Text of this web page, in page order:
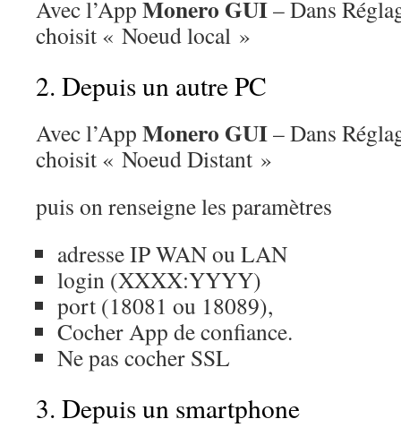
Avec l’App Monero GUI– Dans
choisit « Noeud local »
2. Depuis un autre PC
Avec l’App Monero GUI– Dans
choisit « Noeud Distant »
puis on renseigne les paramètres
adresse IP WAN ou LAN
login (XXXX:YYYY)
port (18081 ou 18089),
Cocher App de confiance.
Ne pas cocher SSL
3. Depuis un smartphone